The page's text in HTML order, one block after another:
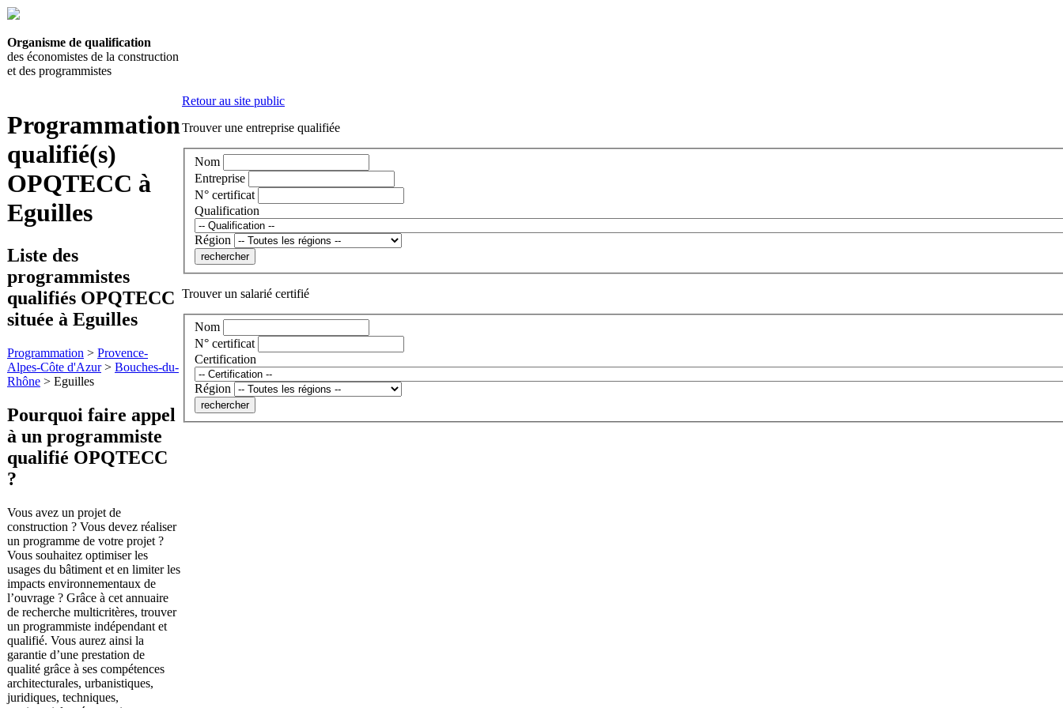
Organisme de qualification
des économistes de la construction
et des programmistes
Programmation
qualifié(s)
OPQTECC à
Eguilles
Liste des
programmistes
qualifiés OPQTECC
située à Eguilles
Programmation > Provence-
Alpes-Côte d'Azur> Bouches-du-
Rhône > Eguilles
Pourquoi faire appel
à un programmiste
qualifié OPQTECC
?
Vous avez un projet de
construction ? Vous devez réaliser
un programme de votre projet ?
Vous souhaitez optimiser les
usages du bâtiment et en limiter les
impacts environnementaux de
l’ouvrage ? Grâce à cet annuaire
de recherche multicritères, trouver
un programmiste indépendant et
qualifié. Vous aurez ainsi la
garantie d’une prestation de
qualité grâce à ses compétences
architecturales, urbanistiques,
juridiques, techniques,
Retour au site public
Trouver une entreprise qualifiée
Nom
Entreprise
N° certificat
Qualification
Région
Trouver un salarié certifié
Nom
N° certificat
Certification
Région